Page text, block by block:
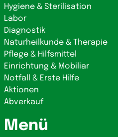
Hygiene & Sterilisation
Labor
Diagnostik
Naturheilkunde & Therapie
Pflege & Hilfsmittel
Einrichtung & Mobiliar
Notfall & Erste Hilfe
Aktionen
Abverkauf
Menü